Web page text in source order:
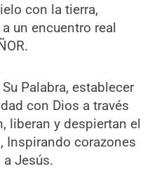
con la tierra,
un encuentro real
Palabra, establecer
con Dios a través
liberan y despiertan el
Inspirando corazones
Jesús.